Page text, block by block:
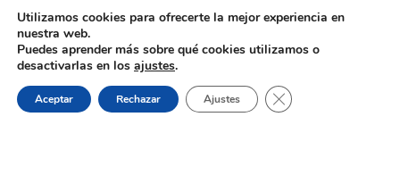
Oferta de Trabajo: SAD, SERVICIO
DE AYUDA A DOMICILIO
Utilizamos cookies para ofrecerte la mejor experiencia en
nuestra web.
Puedes aprender más sobre qué cookies utilizamos o
desactivarlas en los ajustes.
Aceptar Rechazar Ajustes Cerrar el banner de